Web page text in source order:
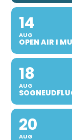
14
AUG
OPEN AIR I
18
AUG
20
AUG